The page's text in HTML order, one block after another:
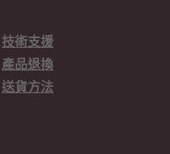
技術支援
產品退換
送貨方法